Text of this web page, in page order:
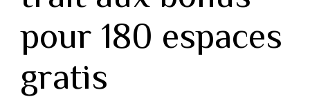
pour 180 espaces
gratis